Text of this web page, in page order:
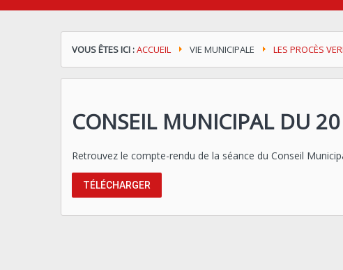
VOUS ÊTES ICI :ACCUEIL VIE MUNICIPALE LES PROCÈS
CONSEIL MUNICIPAL DU
Retrouvez le compte-rendu de la séance du Conseil
TÉLÉCHARGER